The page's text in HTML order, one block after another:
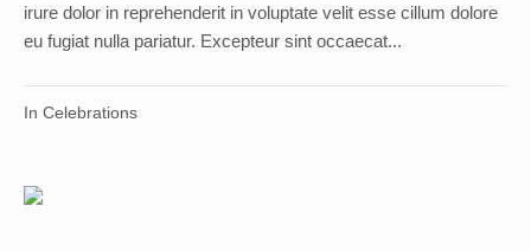
irure dolor in reprehenderit in voluptate velit esse cillum dolore
eu fugiat nulla pariatur. Excepteur sint occaecat...
In Celebrations